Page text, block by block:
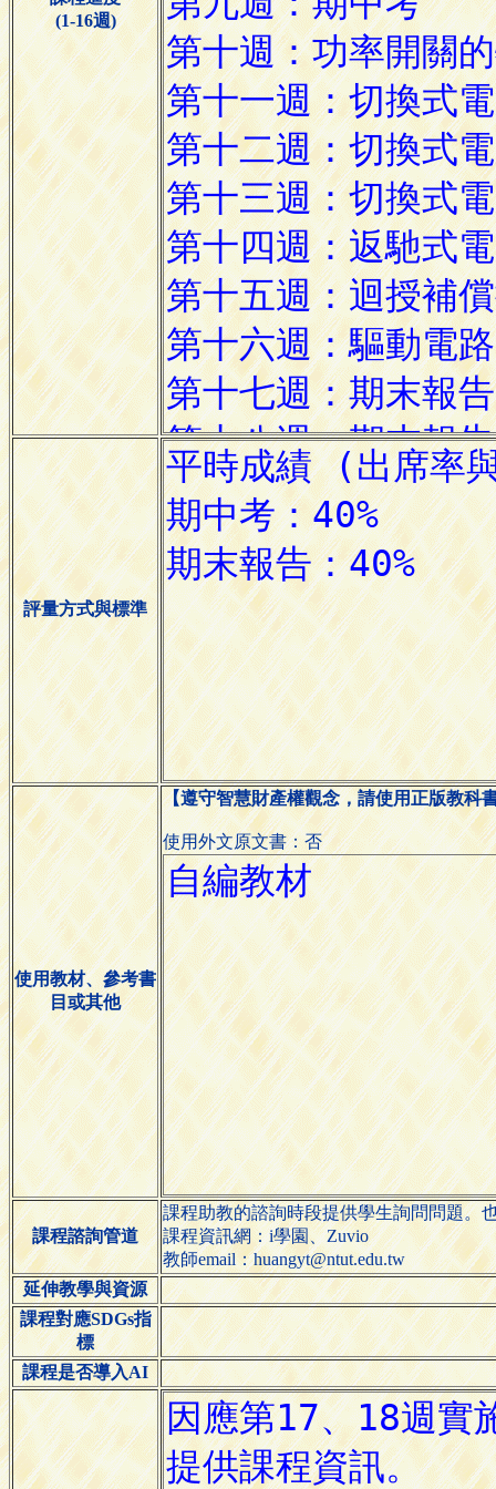
(1-16週)
評量方式與標準
使用教材、參考書
目或其他
【遵守智慧財產權觀念，請使用正版教科
使用外文原文書：否
課程諮詢管道
課程助教的諮詢時段提供學生詢問問題。
課程資訊網：i學園、Zuvio
教師email：huangyt@ntut.edu.tw
延伸教學與資源
課程對應SDGs指
標
課程是否導入AI